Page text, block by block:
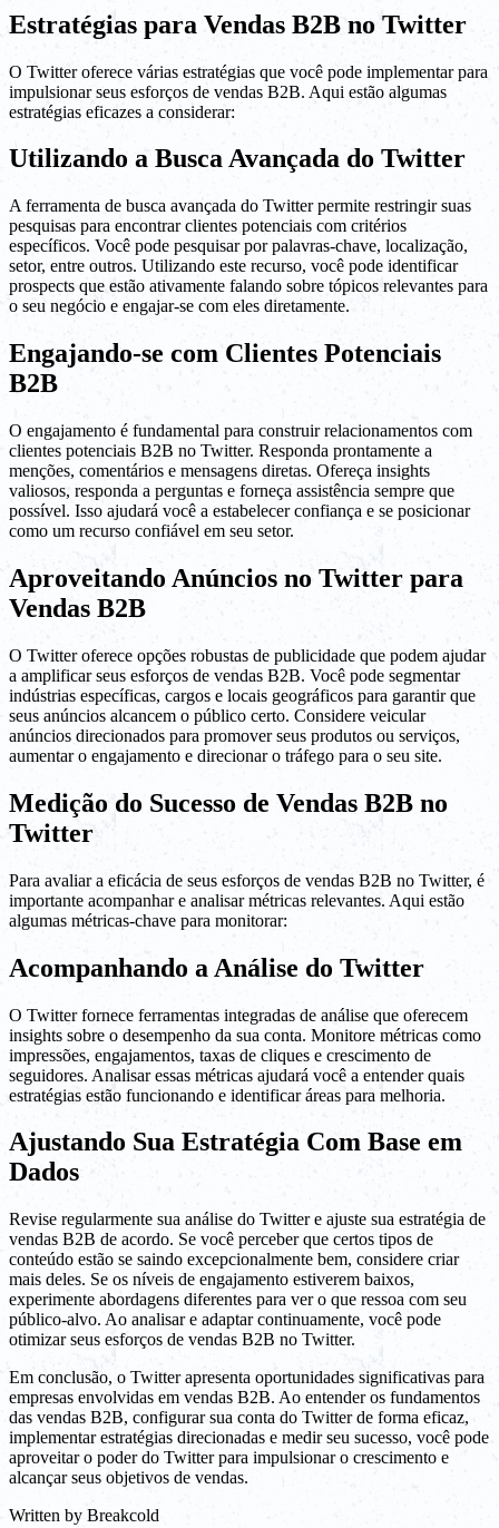
Estratégias para Vendas B2B no Twitter
O Twitter oferece várias estratégias que você pode implementar para
impulsionar seus esforços de vendas B2B. Aqui estão algumas
estratégias eficazes a considerar:
Utilizando a Busca Avançada do Twitter
A ferramenta de busca avançada do Twitter permite restringir suas
pesquisas para encontrar clientes potenciais com critérios
específicos. Você pode pesquisar por palavras-chave, localização,
setor, entre outros. Utilizando este recurso, você pode identificar
prospects que estão ativamente falando sobre tópicos relevantes para
o seu negócio e engajar-se com eles diretamente.
Engajando-se com Clientes Potenciais
B2B
O engajamento é fundamental para construir relacionamentos com
clientes potenciais B2B no Twitter. Responda prontamente a
menções, comentários e mensagens diretas. Ofereça insights
valiosos, responda a perguntas e forneça assistência sempre que
possível. Isso ajudará você a estabelecer confiança e se posicionar
como um recurso confiável em seu setor.
Aproveitando Anúncios no Twitter para
Vendas B2B
O Twitter oferece opções robustas de publicidade que podem ajudar
a amplificar seus esforços de vendas B2B. Você pode segmentar
indústrias específicas, cargos e locais geográficos para garantir que
seus anúncios alcancem o público certo. Considere veicular
anúncios direcionados para promover seus produtos ou serviços,
aumentar o engajamento e direcionar o tráfego para o seu site.
Medição do Sucesso de Vendas B2B no
Twitter
Para avaliar a eficácia de seus esforços de vendas B2B no Twitter, é
importante acompanhar e analisar métricas relevantes. Aqui estão
algumas métricas-chave para monitorar:
Acompanhando a Análise do Twitter
O Twitter fornece ferramentas integradas de análise que oferecem
insights sobre o desempenho da sua conta. Monitore métricas como
impressões, engajamentos, taxas de cliques e crescimento de
seguidores. Analisar essas métricas ajudará você a entender quais
estratégias estão funcionando e identificar áreas para melhoria.
Ajustando Sua Estratégia Com Base em
Dados
Revise regularmente sua análise do Twitter e ajuste sua estratégia de
vendas B2B de acordo. Se você perceber que certos tipos de
conteúdo estão se saindo excepcionalmente bem, considere criar
mais deles. Se os níveis de engajamento estiverem baixos,
experimente abordagens diferentes para ver o que ressoa com seu
público-alvo. Ao analisar e adaptar continuamente, você pode
otimizar seus esforços de vendas B2B no Twitter.
Em conclusão, o Twitter apresenta oportunidades significativas para
empresas envolvidas em vendas B2B. Ao entender os fundamentos
das vendas B2B, configurar sua conta do Twitter de forma eficaz,
implementar estratégias direcionadas e medir seu sucesso, você pode
aproveitar o poder do Twitter para impulsionar o crescimento e
alcançar seus objetivos de vendas.
Written by Breakcold